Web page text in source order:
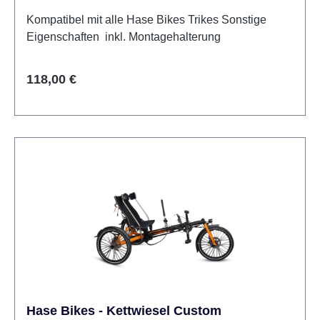
Kompatibel mit alle Hase Bikes Trikes Sonstige
Regulärer Preis:
118,00 €
Hase Bikes - Kettwiesel Custom